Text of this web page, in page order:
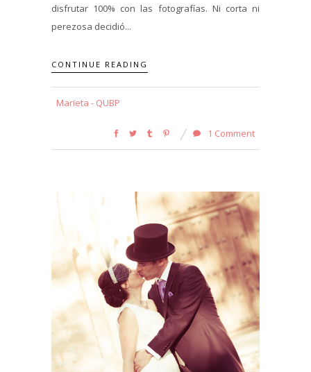
disfrutar 100% con las fotografías. Ni corta ni
perezosa decidió...
CONTINUE READING
Marieta - QUBP
1 Comment